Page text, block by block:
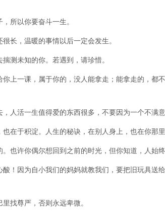
所以你要奋斗一生。
长，温暖的事情以后一定会发生。
测未知的你。若遇到，请珍惜。
上一课，属于你的，没人能拿走；能拿走的，都
人活一生值得爱的东西很多，不要因为一个不满意
在于积淀。人生的秘诀，在别人身上，也在你那里
也许你偶尔想回到之前的时光，但你知道，人始终
！因为自小我们的妈妈就教我们，要把旧玩具送
找尊严，否则永远卑微。